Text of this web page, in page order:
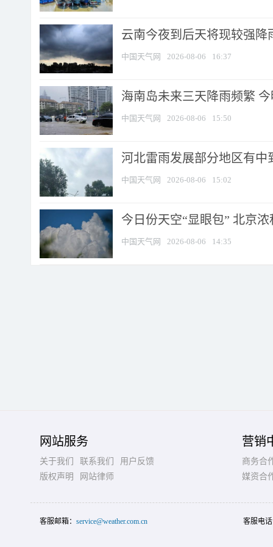
云南今夜到后天将现较强降
中国天气网 2026-08-06 16:37
海南岛未来三天降雨频繁
中国天气网 2026-08-06 15:50
河北雷雨发展部分地区有中
中国天气网 2026-08-06 15:02
今日份天空“显眼包” 北京
中国天气网 2026-08-06 14:35
网站服务
关于我们 联系我们
用户反馈
版权声明
网站律师
营销
商务合
媒资合
客服邮箱： service@weather.com.cn 客服电